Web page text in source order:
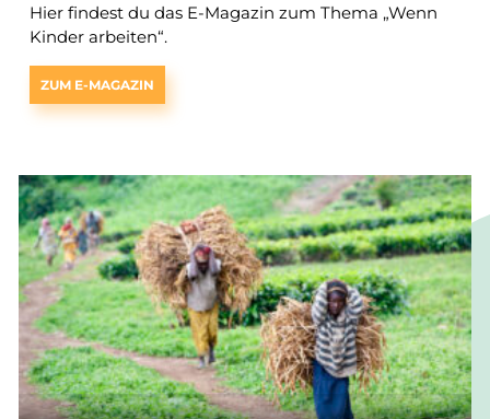
Hier findest du das E-Magazin zum Thema „Wenn
Kinder arbeiten“.
ZUM E-MAGAZIN